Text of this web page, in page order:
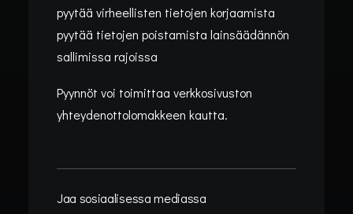
pyytää virheellisten tietojen korjaamista
pyytää tietojen poistamista lainsäädännön
sallimissa rajoissa
Pyynnöt voi toimittaa verkkosivuston
yhteydenottolomakkeen kautta.
Jaa sosiaalisessa mediassa